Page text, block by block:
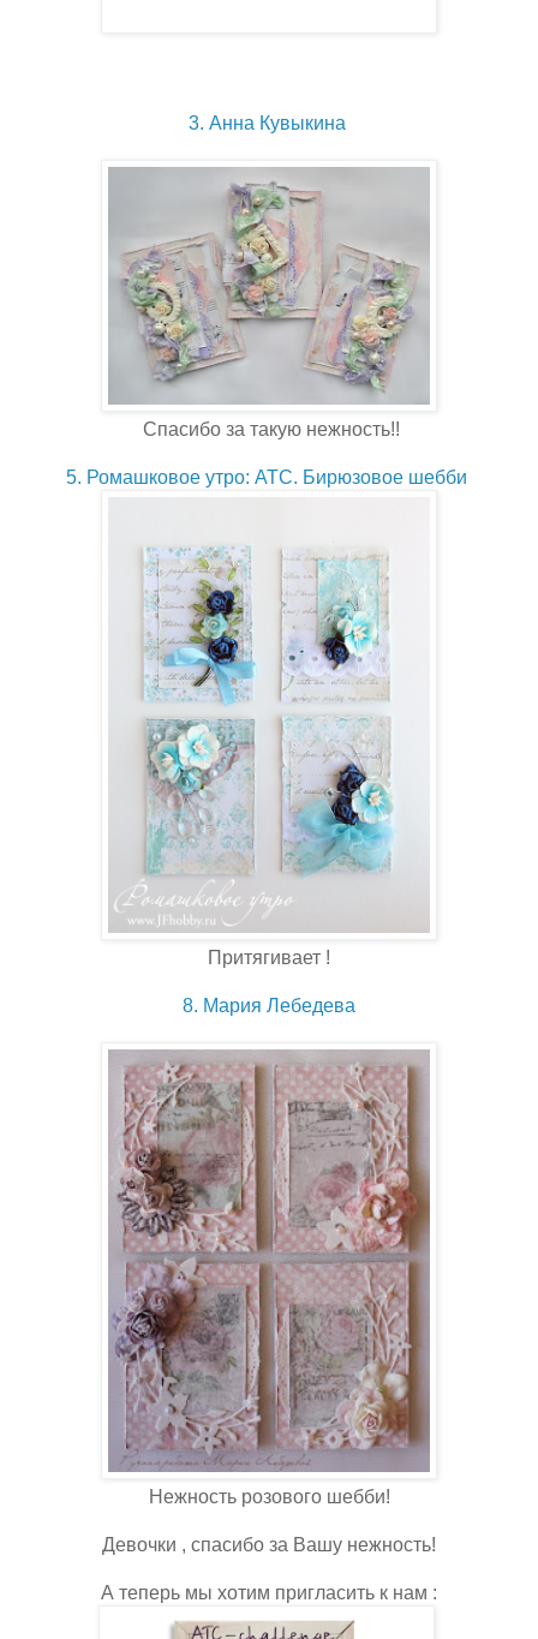
3. Анна Кувыкина
Спасибо за такую нежность!!
5. Ромашковое утро: АТС. Бирюзовое шебби
Притягивает !
8. Мария Лебедева
Нежность розового шебби!
Девочки , спасибо за Вашу нежность!
А теперь мы хотим пригласить к нам :